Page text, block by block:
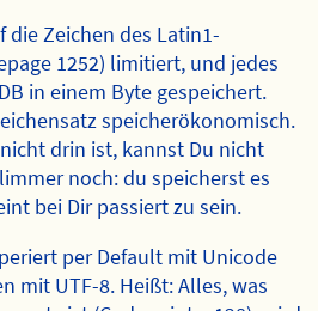
die Zeichen des Latin1-
1252) limitiert, und jedes
in einem Byte gespeichert.
speicherökonomisch.
drin ist, kannst Du nicht
noch: du speicherst es
bei Dir passiert zu sein.
per Default mit Unicode
mit UTF-8. Heißt: Alles, was